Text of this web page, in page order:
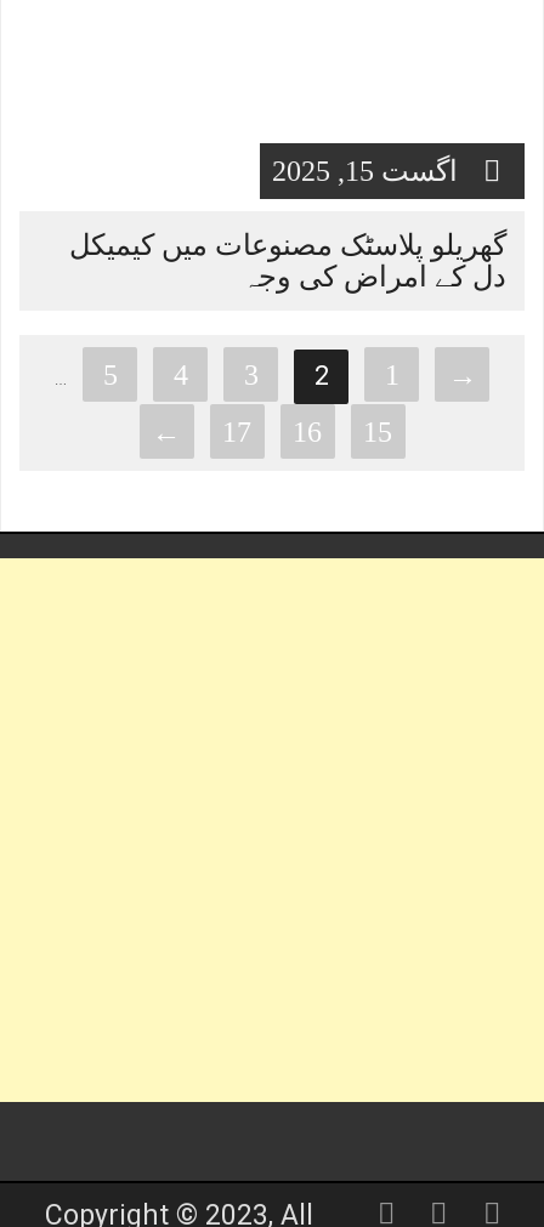
اگست 15, 2025
گھریلو پلاسٹک مصنوعات میں کیمیکل
دل کے امراض کی وجہ
→
1
2
3
4
5
…
15
16
17
←
Copyright © 2023, All